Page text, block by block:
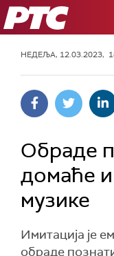
РТС
НЕДЕЉА, 12.03.2023,
Oбраде
домаће
музике
Имитација је
обраде